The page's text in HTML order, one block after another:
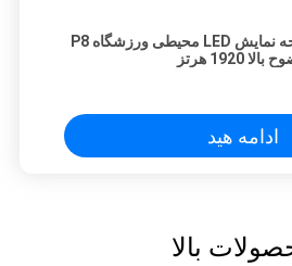
صفحه نمایش LED محیطی ورزشگاه P8
1920 هرتز
ادامه هید
بالا